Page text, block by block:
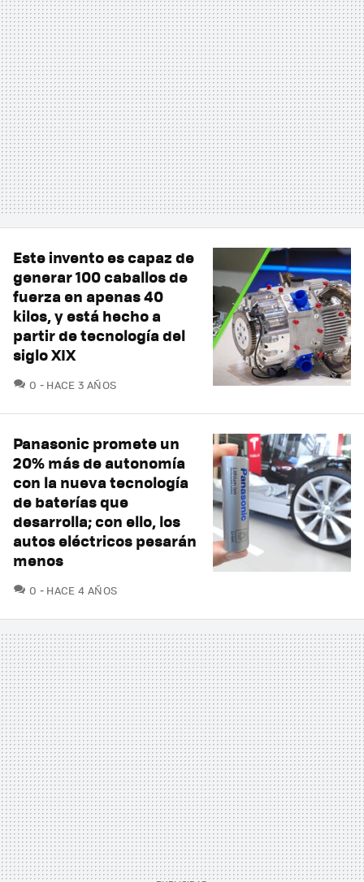
Este invento es capaz de
generar 100 caballos de
fuerza en apenas 40
kilos, y está hecho a
partir de tecnología del
siglo XIX
0 COMENTARIOS
HACE 3 AÑOS
Panasonic promete un
20% más de autonomía
con la nueva tecnología
de baterías que
desarrolla; con ello, los
autos eléctricos pesarán
menos
0 COMENTARIOS
HACE 4 AÑOS